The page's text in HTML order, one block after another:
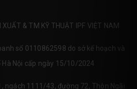
XUẤT & TM KỸ THUẬT IPF VIỆT NAM
số 0110862598 do sở kế hoạch và
Nội cấp ngày 15/10/2024
ngách 1111/43, đường 72, Thôn Ngãi